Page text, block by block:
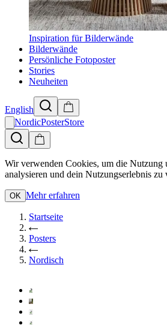
Inspiration für Bilderwände
Bilderwände
Persönliche Fotoposter
Stories
Neuheiten
English
NordicPosterStore
Wir verwenden Cookies, um die Nutzung
analysieren und dein Nutzungserlebnis zu
OK Mehr erfahren
Startseite
Posters
Nordisch